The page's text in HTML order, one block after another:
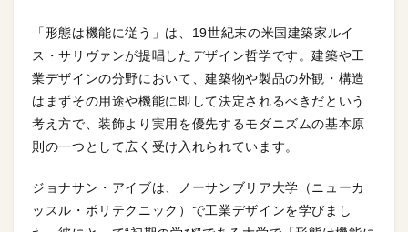
「形態は機能に従う」は、19世紀末の米国建築家ルイ
ス・サリヴァンが提唱したデザイン哲学です。建築や工
業デザインの分野において、建築物や製品の外観・構造
はまずその用途や機能に即して決定されるべきだという
考え方で、装飾より実用を優先するモダニズムの基本原
則の一つとして広く受け入れられています。
ジョナサン・アイブは、ノーサンブリア大学（ニューカ
ッスル・ポリテクニック）で工業デザインを学びまし